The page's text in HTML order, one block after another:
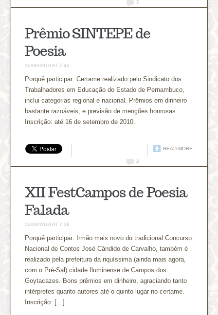
7
Prêmio SINTEPE de
Poesia
12/09/2010 AT 7:42
Porquê participar: Certame realizado pelo Sindicato dos
Trabalhadores em Educação do Estado de Pernambuco,
inclui categorias regional e nacional. Prêmios em dinheiro
bastante razoáveis, e previsão de menções honrosas.
Inscrição: até 16 de setembro de 2010.
READ MORE
2
XII FestCampos de Poesia
Falada
12/09/2010 AT 7:38
Porquê participar: Irmão mais novo do tradicional Concurso
Nacional de Contos José Cândido de Carvalho, também é
realizado pela prefeitura da riquíssima (ainda mais agora,
com o Pré-Sal) cidade fluminense de Campos dos
Goytacazes. Bons prêmios em dinheiro, agraciando tanto
intérpretes quanto autores até o quinto lugar no certame.
Inscrição: […]